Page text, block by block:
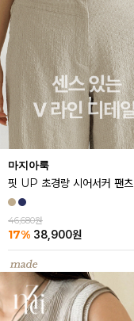
마지아룩
핏 UP 초경량 시어서커 팬츠
46,680원
17% 38,900원